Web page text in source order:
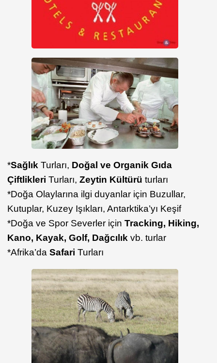
*Sağlık Turları, Doğal ve Organik Gıda
Çiftlikleri Turları, Zeytin Kültürü turları
*Doğa Olaylarına ilgi duyanlar için Buzullar,
Kutuplar, Kuzey Işıkları, Antarktika’yı Keşif
*Doğa ve Spor Severler için Tracking, Hiking,
Kano, Kayak, Golf, Dağcılık vb. turlar
*Afrika’da Safari Turları